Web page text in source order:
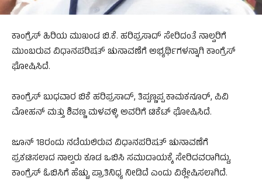
ಕಾಂಗ್ರೆಸ್ ಹಿರಿಯ ಮುಖಂಡ ಬಿ.ಕೆ. ಹರಿಪ್ರಸಾದ್ ಸೇರಿದಂತೆ ನಾಲ್ವರಿಗೆ
ಮುಂಬರುವ ವಿಧಾನಪರಿಷತ್ ಚುನಾವಣೆಗೆ ಅಭ್ಯರ್ಥಿಗಳನ್ನಾಗಿ ಕಾಂಗ್ರೆಸ್
ಘೋಷಿಸಿದೆ.
ಕಾಂಗ್ರೆಸ್ ಬುಧವಾರ ಬಿಕೆ ಹರಿಪ್ರಸಾದ್, ತಿಪ್ಪಣ್ಣಪ್ಪ ಕಾಮಕನೂರ್, ಪಿವಿ
ಮೋಹನ್ ಮತ್ತು ಶಿವಣ್ಣ ಮಳವಳ್ಳಿ ಅವರಿಗೆ ಟಿಕೆಟ್ ಘೋಷಿಸಿದೆ.
ಜೂನ್ 18ರಂದು ನಡೆಯಲಿರುವ ವಿಧಾನಪರಿಷತ್ ಚುನಾವಣೆಗೆ
ಪ್ರಕಟಿಸಲಾದ ನಾಲ್ವರು ಕೂಡ ಒಬಿಸಿ ಸಮುದಾಯಕ್ಕೆ ಸೇರಿದವರಾಗಿದ್ದು,
ಕಾಂಗ್ರೆಸ್ ಓಬಿಸಿಗೆ ಹೆಚ್ಚು ಪ್ರಾತಿನಿಧ್ಯ ನೀಡಿದೆ ಎಂದು ವಿಶ್ಲೇಷಿಸಲಾಗಿದೆ.